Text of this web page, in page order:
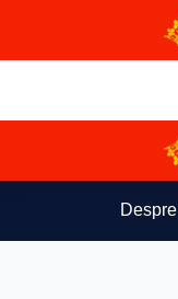
content
Despre